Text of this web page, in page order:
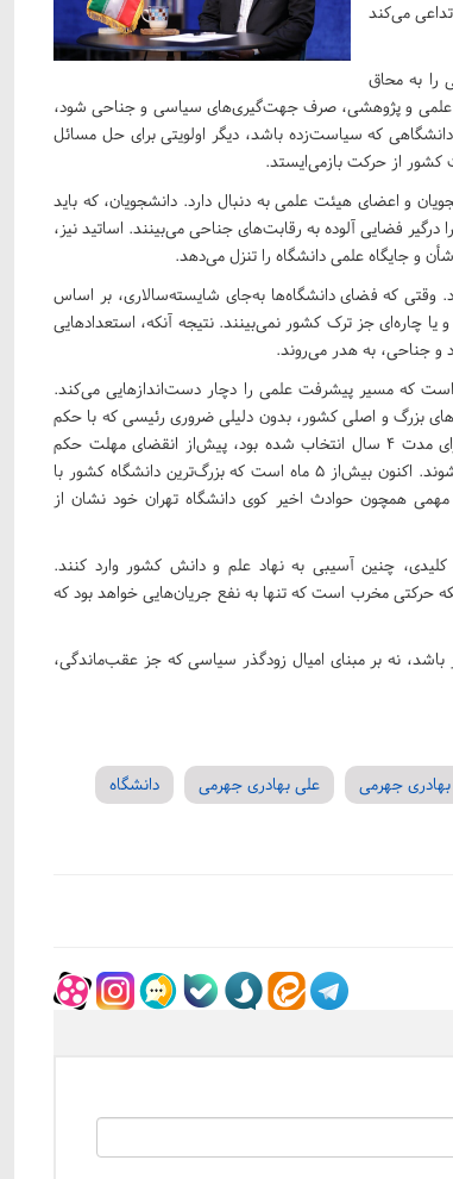
می‌کند
را به محاق
علمی و پژوهشی، صرف جهت‌گیری‌های سیاسی و جناحی شود،
که سیاست‌زده باشد، دیگر اولویتی برای حل مسائل
کشور از حرکت بازمی‌ایستد.
و اعضای هیئت علمی به دنبال دارد. دانشجویان، که باید
فضایی آلوده به رقابت‌های جناحی می‌بینند. اساتید نیز،
و جایگاه علمی دانشگاه را تنزل می‌دهد.
وقتی که فضای دانشگاه‌ها به‌جای شایسته‌سالاری، بر اساس
چاره‌ای جز ترک کشور نمی‌بینند. نتیجه آنکه، استعدادهایی
و جناحی، به هدر می‌روند.
که مسیر پیشرفت علمی را دچار دست‌اندازهایی می‌کند.
بزرگ و اصلی کشور، بدون دلیلی ضروری رئیسی که با حکم
شورای عالی انقلاب فرهنگی که نهادی کاملا فرابخشی و فراسیاسی است، برای مدت ۴ سال انتخاب شده بود، پیش‌از انقضای مهلت حکم
مسئولیت حتی بعضا بدون مشخص کردن جایگزین قطعی با عجله جابجا می‌شوند. اکنون بیش‌از ۵ ماه است که بزرگ‌ترین دانشگاه کشور‌ با
مهمی همچون حوادث اخیر کوی دانشگاه تهران خود نشان از
چنین آسیبی به نهاد علم و دانش کشور وارد کنند.
مخرب است که تنها به نفع جریان‌هایی خواهد بود که
نه بر مبنای امیال زودگذر سیاسی که جز عقب‌ماندگی،
جهرمی علی بهادری جهرمی
دانشگاه